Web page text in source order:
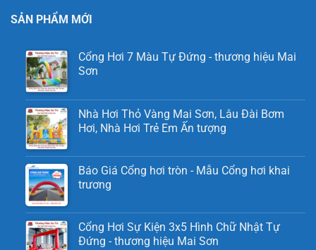
SẢN PHẨM MỚI
Cổng Hơi 7 Màu Tự Đứng - thương hiệu Mai
Sơn
Nhà Hơi Thỏ Vàng Mai Sơn, Lâu Đài Bơm
Hơi, Nhà Hơi Trẻ Em Ấn tượng
Báo Giá Cổng hơi tròn - Mẫu Cổng hơi khai
trương
Cổng Hơi Sự Kiện 3x5 Hình Chữ Nhật Tự
Đứng - thương hiệu Mai Sơn